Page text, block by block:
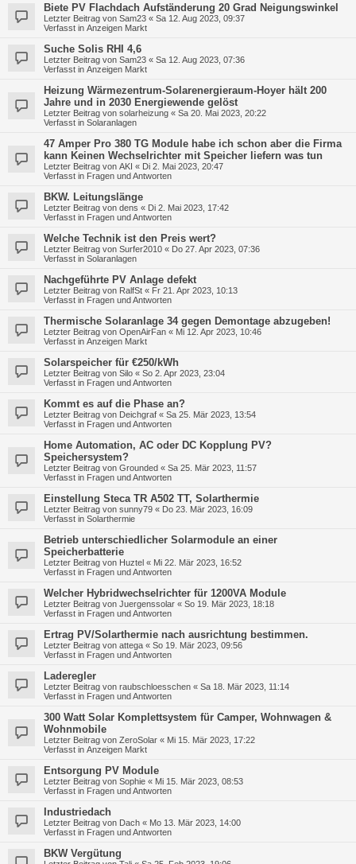
Biete PV Flachdach Aufständerung 20 Grad Neigungswinkel
Letzter Beitrag von Sam23 « Sa 12. Aug 2023, 09:37
Verfasst in Anzeigen Markt
Suche Solis RHI 4,6
Letzter Beitrag von Sam23 « Sa 12. Aug 2023, 07:36
Verfasst in Anzeigen Markt
Heizung Wärmezentrum-Solarenergieraum-Hoyer hält 200
Jahre und in 2030 Energiewende gelöst
Letzter Beitrag von solarheizung « Sa 20. Mai 2023, 20:22
Verfasst in Solaranlagen
47 Amper Pro 380 TG Module habe ich schon aber die Firma
kann Keinen Wechselrichter mit Speicher liefern was tun
Letzter Beitrag von AKI « Di 2. Mai 2023, 20:47
Verfasst in Fragen und Antworten
BKW. Leitungslänge
Letzter Beitrag von dens « Di 2. Mai 2023, 17:42
Verfasst in Fragen und Antworten
Welche Technik ist den Preis wert?
Letzter Beitrag von Surfer2010 « Do 27. Apr 2023, 07:36
Verfasst in Solaranlagen
Nachgeführte PV Anlage defekt
Letzter Beitrag von RalfSt « Fr 21. Apr 2023, 10:13
Verfasst in Fragen und Antworten
Thermische Solaranlage 34 gegen Demontage abzugeben!
Letzter Beitrag von OpenAirFan « Mi 12. Apr 2023, 10:46
Verfasst in Anzeigen Markt
Solarspeicher für €250/kWh
Letzter Beitrag von Silo « So 2. Apr 2023, 23:04
Verfasst in Fragen und Antworten
Kommt es auf die Phase an?
Letzter Beitrag von Deichgraf « Sa 25. Mär 2023, 13:54
Verfasst in Fragen und Antworten
Home Automation, AC oder DC Kopplung PV?
Speichersystem?
Letzter Beitrag von Grounded « Sa 25. Mär 2023, 11:57
Verfasst in Fragen und Antworten
Einstellung Steca TR A502 TT, Solarthermie
Letzter Beitrag von sunny79 « Do 23. Mär 2023, 16:09
Verfasst in Solarthermie
Betrieb unterschiedlicher Solarmodule an einer
Speicherbatterie
Letzter Beitrag von Huztel « Mi 22. Mär 2023, 16:52
Verfasst in Fragen und Antworten
Welcher Hybridwechselrichter für 1200VA Module
Letzter Beitrag von Juergenssolar « So 19. Mär 2023, 18:18
Verfasst in Fragen und Antworten
Ertrag PV/Solarthermie nach ausrichtung bestimmen.
Letzter Beitrag von attega « So 19. Mär 2023, 09:56
Verfasst in Fragen und Antworten
Laderegler
Letzter Beitrag von raubschloesschen « Sa 18. Mär 2023, 11:14
Verfasst in Fragen und Antworten
300 Watt Solar Komplettsystem für Camper, Wohnwagen &
Wohnmobile
Letzter Beitrag von ZeroSolar « Mi 15. Mär 2023, 17:22
Verfasst in Anzeigen Markt
Entsorgung PV Module
Letzter Beitrag von Sophie « Mi 15. Mär 2023, 08:53
Verfasst in Fragen und Antworten
Industriedach
Letzter Beitrag von Dach « Mo 13. Mär 2023, 14:00
Verfasst in Fragen und Antworten
BKW Vergütung